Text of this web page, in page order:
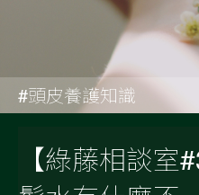
#頭皮養護知識
【綠藤相談